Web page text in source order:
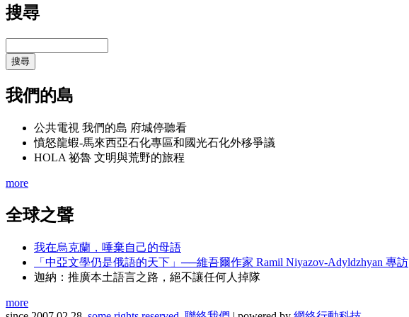
搜尋
我們的島
公共電視 我們的島 府城停聽看
憤怒龍蝦-馬來西亞石化專區和國光石化外移爭議
HOLA 祕魯 文明與荒野的旅程
more
全球之聲
我在烏克蘭，唾棄自己的母語
「中亞文學仍是俄語的天下」──維吾爾作家 Ramil Niyazov-Adyldzhyan 專訪
迦納：推廣本土語言之路，絕不讓任何人掉隊
more